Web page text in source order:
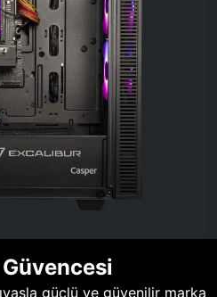
güçlü ve güvenilir marka